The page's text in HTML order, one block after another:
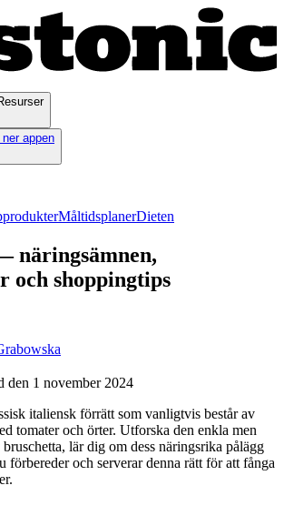
ner appen
MåltidsplanerDieten
näringsämnen,
och shoppingtips
den 1 november 2024
italiensk förrätt som vanligtvis består av
tomater och örter. Utforska den enkla men
lär dig om dess näringsrika pålägg
förbereder och serverar denna rätt för att fånga